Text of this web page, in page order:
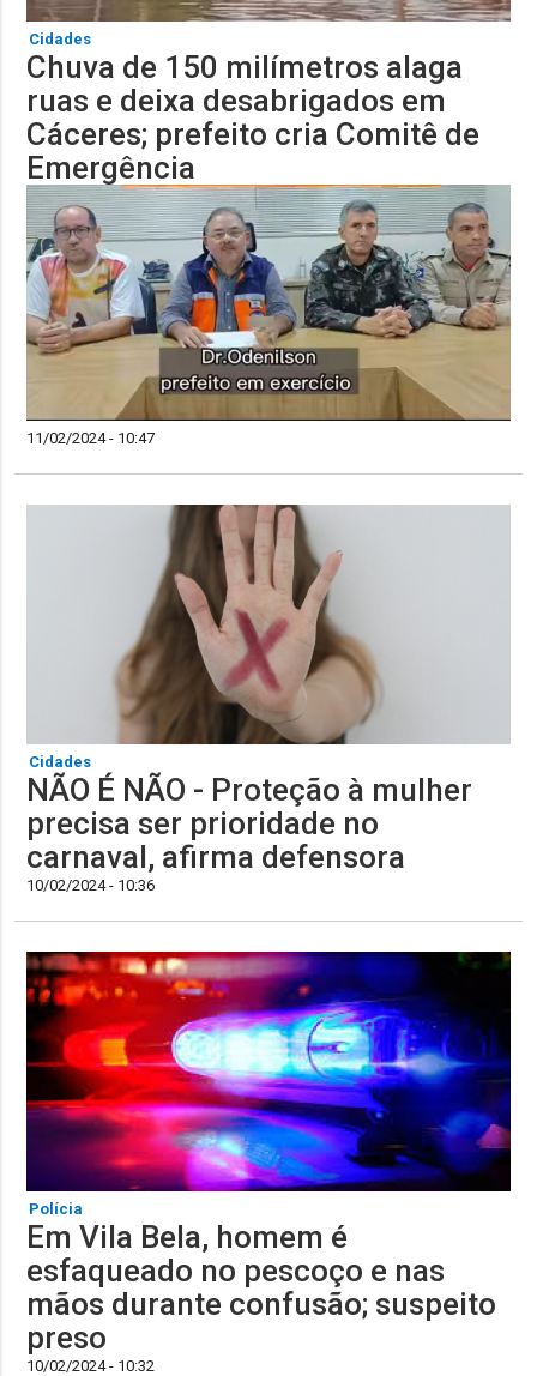
Cidades
Chuva de 150 milímetros alaga
ruas e deixa desabrigados em
Cáceres; prefeito cria Comitê de
Emergência
11/02/2024 - 10:47
Cidades
NÃO É NÃO - Proteção à mulher
precisa ser prioridade no
carnaval, afirma defensora
10/02/2024 - 10:36
Polícia
Em Vila Bela, homem é
esfaqueado no pescoço e nas
mãos durante confusão; suspeito
preso
10/02/2024 - 10:32